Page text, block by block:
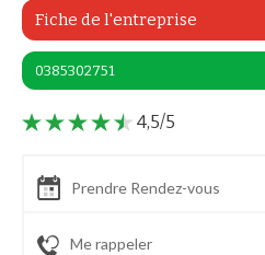
Fiche de l'entreprise
0385302751
4,5/5
Prendre Rendez-vous
Me rappeler